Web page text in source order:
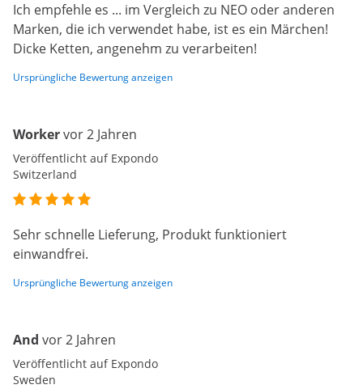
Ich empfehle es ... im Vergleich zu NEO oder anderen
Marken, die ich verwendet habe, ist es ein Märchen!
Dicke Ketten, angenehm zu verarbeiten!
Ursprüngliche Bewertung anzeigen
Workervor 2 Jahren
Veröffentlicht auf Expondo
Switzerland
Sehr schnelle Lieferung, Produkt funktioniert
einwandfrei.
Ursprüngliche Bewertung anzeigen
And vor 2 Jahren
Veröffentlicht auf Expondo
Sweden